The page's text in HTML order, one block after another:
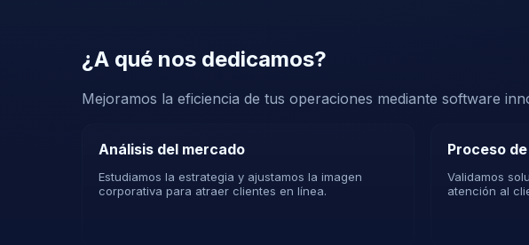
¿A qué nos dedicamos?
Mejoramos la eficiencia de tus operaciones mediante software
Análisis del mercado
Estudiamos la estrategia y ajustamos la imagen
corporativa para atraer clientes en línea.
Proceso
Validamos
atención al